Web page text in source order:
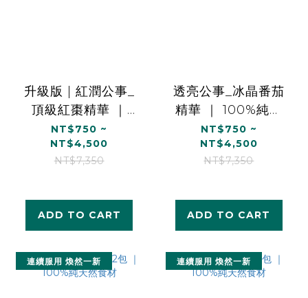
升級版 | 紅潤公事_
頂級紅棗精華 ｜
100%純天然食材
(15ml/15包)
NT$750 ~
NT$4,500
NT$7,350
ADD TO CART
透亮公事_冰晶番茄
精華 ｜ 100%純天
然食材 (15ml/15包)
NT$750 ~
NT$4,500
NT$7,350
ADD TO CART
連續服用 煥然一新 連續服用 煥然一新